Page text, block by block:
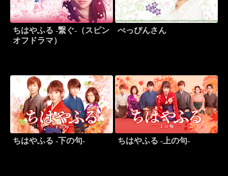
ちはやふる -繋ぐ-（スピン
オフドラマ）
べっぴんさん
ちはやふる -下の句- ちはやふる -上の句-